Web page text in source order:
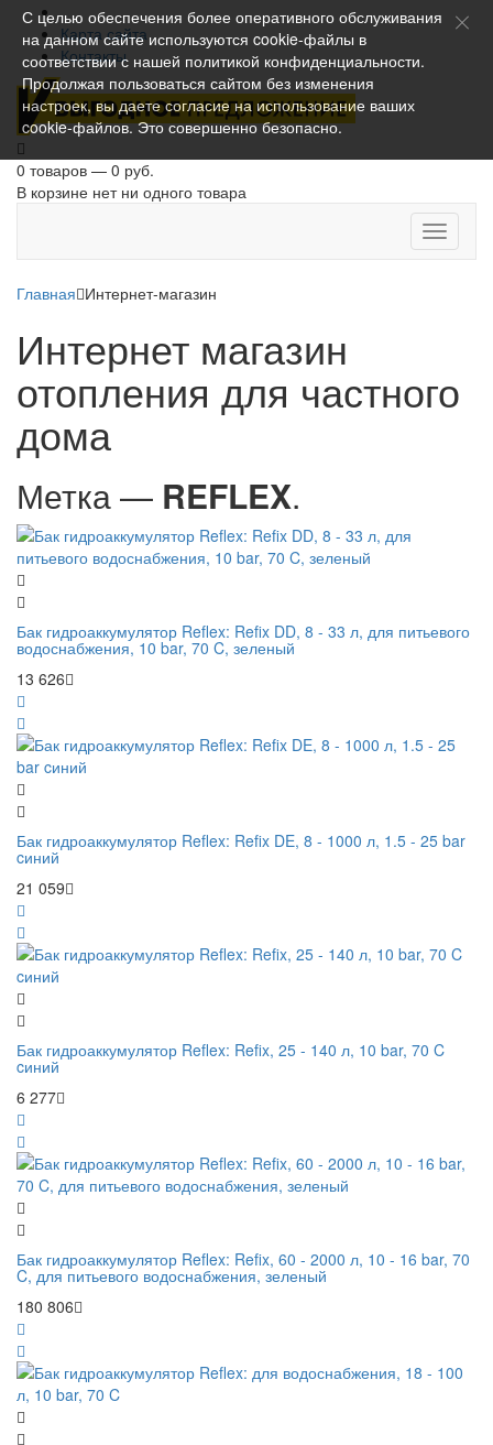
Карта сайта
Контакты
0 товаров — 0 руб.
В корзине нет ни одного товара
Toggle
Главная Интернет-магазин
Интернет магазин
отопления для частного
дома
Метка — REFLEX.
Бак гидроаккумулятор Reflex: Refix DD, 8 - 33 л, для питьевого
водоснабжения, 10 bar, 70 C, зеленый
13 626
Бак гидроаккумулятор Reflex: Refix DE, 8 - 1000 л, 1.5 - 25 bar
cиний
21 059
Бак гидроаккумулятор Reflex: Refix, 25 - 140 л, 10 bar, 70 C
cиний
6 277
Бак гидроаккумулятор Reflex: Refix, 60 - 2000 л, 10 - 16 bar, 70
C, для питьевого водоснабжения, зеленый
180 806
С целью обеспечения более оперативного обслуживания
на данном сайте используются cookie-файлы в
соответствии с нашей политикой конфиденциальности.
Продолжая пользоваться сайтом без изменения
настроек, вы даете согласие на использование ваших
cookie-файлов. Это совершенно безопасно.